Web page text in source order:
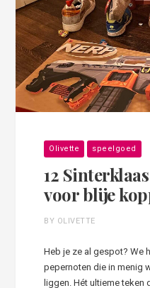
Olivette speelgoed
12
voor blije
BY OLIVETTE
Heb je ze al gespot? We
pepernoten die in menig
liggen. Hét ultieme teken